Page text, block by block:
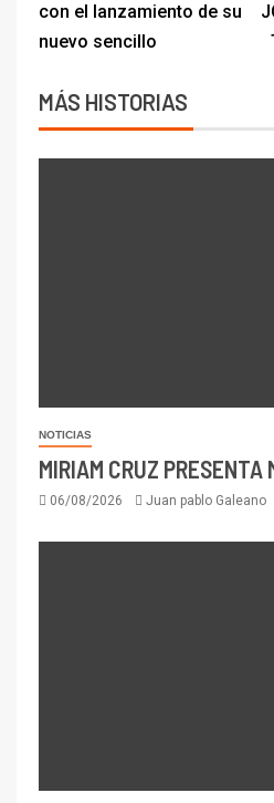
con el lanzamiento de su
nuevo sencillo
MÁS HISTORIAS
NOTICIAS
MIRIAM CRUZ PRESENTA
06/08/2026 Juan pablo Galeano